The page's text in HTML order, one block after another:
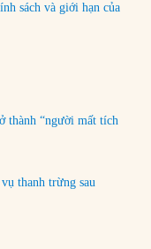
sách và giới hạn của
thành “người mất tích
thanh trừng sau